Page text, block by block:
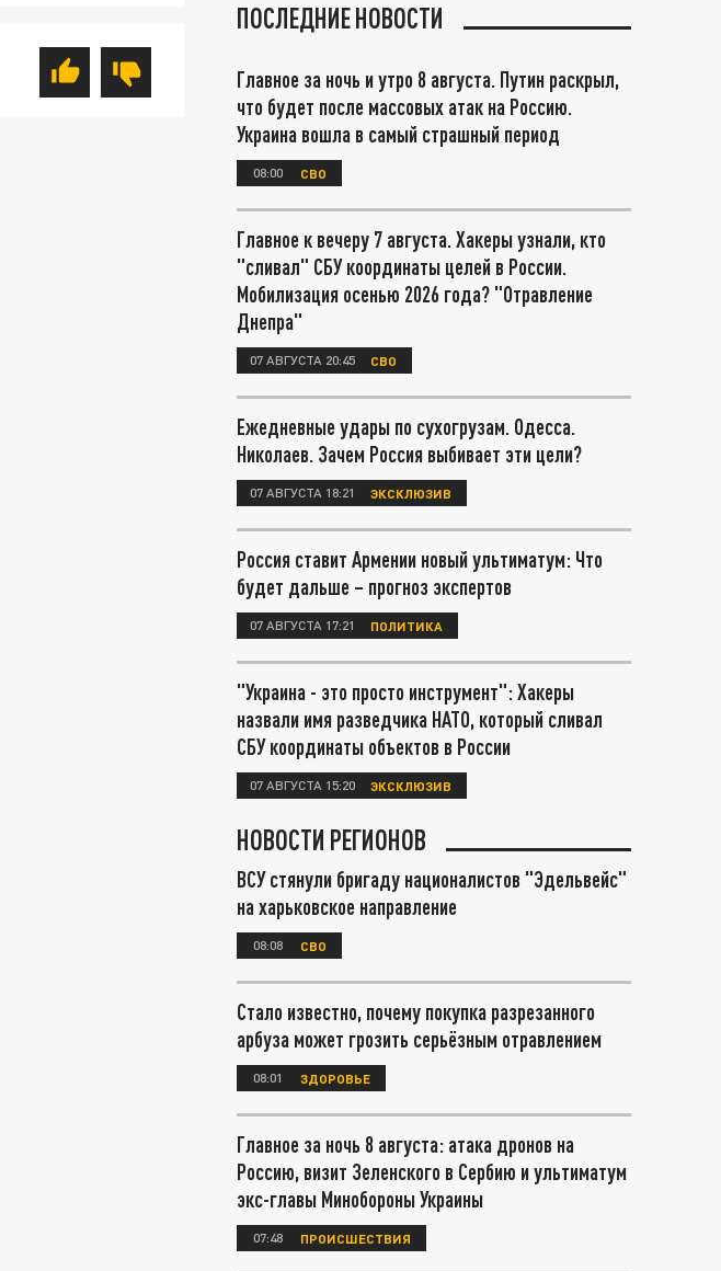
ПОСЛЕДНИЕ НОВОСТИ
Главное за ночь и утро 8 августа. Путин раскрыл,
что будет после массовых атак на Россию.
Украина вошла в самый страшный период
08:00 СВО
Главное к вечеру 7 августа. Хакеры узнали, кто
"сливал" СБУ координаты целей в России.
Мобилизация осенью 2026 года? "Отравление
Днепра"
07 АВГУСТА 20:45 СВО
Ежедневные удары по сухогрузам. Одесса.
Николаев. Зачем Россия выбивает эти цели?
07 АВГУСТА 18:21 ЭКСКЛЮЗИВ
Россия ставит Армении новый ультиматум: Что
будет дальше – прогноз экспертов
07 АВГУСТА 17:21 ПОЛИТИКА
"Украина - это просто инструмент": Хакеры
назвали имя разведчика НАТО, который сливал
СБУ координаты объектов в России
07 АВГУСТА 15:20 ЭКСКЛЮЗИВ
НОВОСТИ РЕГИОНОВ
ВСУ стянули бригаду националистов "Эдельвейс"
на харьковское направление
08:08 СВО
Стало известно, почему покупка разрезанного
арбуза может грозить серьёзным отравлением
08:01 ЗДОРОВЬЕ
Главное за ночь 8 августа: атака дронов на
Россию, визит Зеленского в Сербию и ультиматум
экс-главы Минобороны Украины
07:48 ПРОИСШЕСТВИЯ